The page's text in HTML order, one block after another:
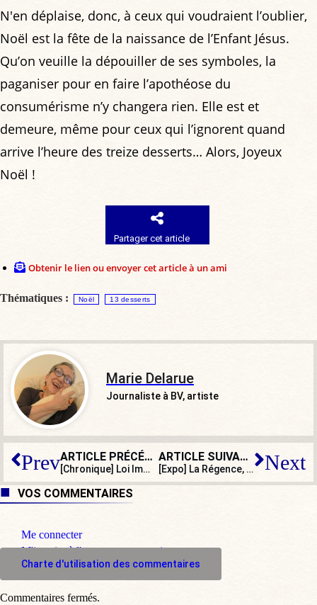
N'en déplaise, donc, à ceux qui voudraient l’oublier,
Noël est la fête de la naissance de l’Enfant Jésus.
Qu’on veuille la dépouiller de ses symboles, la
paganiser pour en faire l’apothéose du
consumérisme n’y changera rien. Elle est et
demeure, même pour ceux qui l’ignorent quand
arrive l’heure des treize desserts… Alors, Joyeux
Noël !
Partager cet article
Obtenir le lien ou envoyer cet article à un ami
Thématiques : Noël 13 desserts
Marie Delarue
Journaliste à BV, artiste
Prev ARTICLE PRÉCÉDENT
[Chronique] Loi Immigration : un psychodrame si révélateur
ARTICLE SUIVANT
[Expo] La Régence, ou « l’ébrouement joyeux » Next
VOS COMMENTAIRES
Me connecter
M'inscrire à l'espace commentaire
Charte d'utilisation des commentaires
Commentaires fermés.